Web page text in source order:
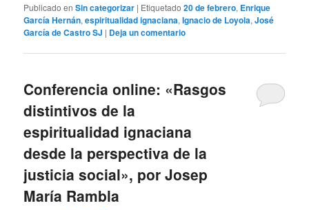
Publicado en Sin categorizar | Etiquetado 20 de febrero, Enrique
García Hernán,espiritualidad ignaciana,Ignacio de Loyola,José
García de Castro SJ | Deja un comentario
Conferencia online: «Rasgos
distintivos de la
espiritualidad ignaciana
desde la perspectiva de la
justicia social», por Josep
María Rambla